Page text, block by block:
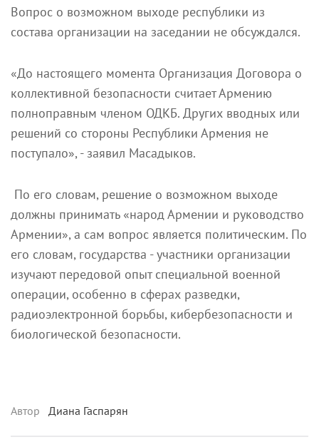
Вопрос о возможном выходе республики из
состава организации на заседании не обсуждался.
«До настоящего момента Организация Договора о
коллективной безопасности считает Армению
полноправным членом ОДКБ. Других вводных или
решений со стороны Республики Армения не
поступало», - заявил Масадыков.
По его словам, решение о возможном выходе
должны принимать «народ Армении и руководство
Армении», а сам вопрос является политическим. По
его словам, государства - участники организации
изучают передовой опыт специальной военной
операции, особенно в сферах разведки,
радиоэлектронной борьбы, кибербезопасности и
биологической безопасности.
Автор Диана Гаспарян